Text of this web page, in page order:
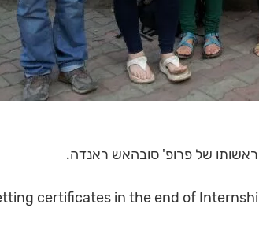
certificates in the end of